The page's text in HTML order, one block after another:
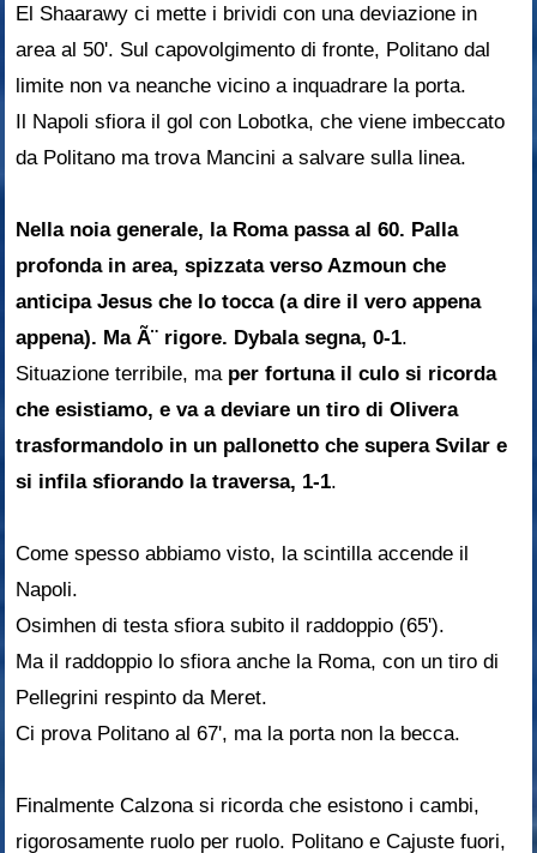
El Shaarawy ci mette i brividi con una deviazione in
area al 50'. Sul capovolgimento di fronte, Politano dal
limite non va neanche vicino a inquadrare la porta.
Il Napoli sfiora il gol con Lobotka, che viene imbeccato
da Politano ma trova Mancini a salvare sulla linea.
Nella noia generale, la Roma passa al 60. Palla
profonda in area, spizzata verso Azmoun che
anticipa Jesus che lo tocca (a dire il vero appena
appena). Ma Ã¨ rigore. Dybala segna, 0-1.
Situazione terribile, ma per fortuna il culo si ricorda
che esistiamo, e va a deviare un tiro di Olivera
trasformandolo in un pallonetto che supera Svilar e
si infila sfiorando la traversa, 1-1.
Come spesso abbiamo visto, la scintilla accende il
Napoli.
Osimhen di testa sfiora subito il raddoppio (65').
Ma il raddoppio lo sfiora anche la Roma, con un tiro di
Pellegrini respinto da Meret.
Ci prova Politano al 67', ma la porta non la becca.
Finalmente Calzona si ricorda che esistono i cambi,
rigorosamente ruolo per ruolo. Politano e Cajuste fuori,